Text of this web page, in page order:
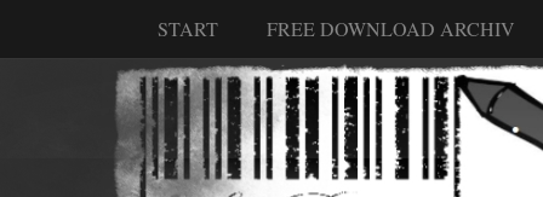
START FREE DOWNLOAD ARCHIV